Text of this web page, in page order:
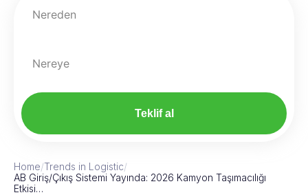
Nereden
Nereye
Teklif al
Home/Trends in Logistic/
AB Giriş/Çıkış Sistemi Yayında: 2026 Kamyon Taşımacılığı
Etkisi…